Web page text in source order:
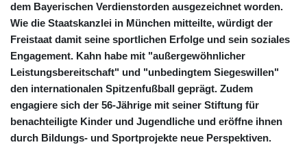
dem Bayerischen Verdienstorden ausgezeichnet worden.
Wie die Staatskanzlei in München mitteilte, würdigt der
Freistaat damit seine sportlichen Erfolge und sein soziales
Engagement. Kahn habe mit "außergewöhnlicher
Leistungsbereitschaft" und "unbedingtem Siegeswillen"
den internationalen Spitzenfußball geprägt. Zudem
engagiere sich der 56-Jährige mit seiner Stiftung für
benachteiligte Kinder und Jugendliche und eröffne ihnen
durch Bildungs- und Sportprojekte neue Perspektiven.